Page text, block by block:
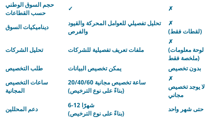
حجم السوق الوطني
حسب القطاعات
✓ ✗
ديناميكيات السوق
تحليل تفصيلي للعوامل المحركة والقيود
والفرص
✗
(لقطات فقط)
تحليل الشركات ملفات تعريف تفصيلية للشركات
✗
(لوحة معلومات
ملخصة فقط)
طلب التخصيص
يمكن تخصيص البيانات
بدون تخصيص
ساعات التخصيص
المجانية
20/40/60 ساعة تخصيص مجانية
(بناءً على نوع الترخيص)
✗
لا يوجد تخصيص
مجاني
دعم المحللين
6-12 شهرًا
(بناءً على نوع الترخيص)
حتى شهر واحد